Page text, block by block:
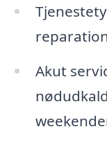
Akut